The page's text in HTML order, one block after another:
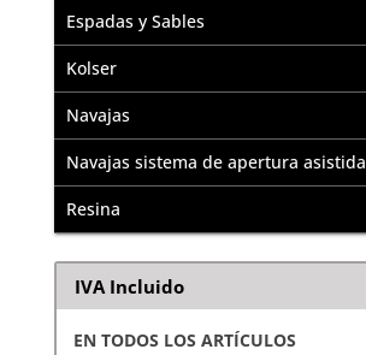
Espadas y Sables
Kolser
Navajas
Navajas sistema de apertura asistida
Resina
IVA Incluido
EN TODOS LOS ARTÍCULOS